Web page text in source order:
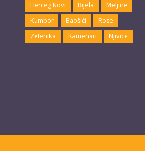
Herceg Novi
Bijela
Meljine
Kumbor
Baošići
Rose
Zelenika
Kamenari Njivice